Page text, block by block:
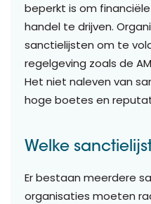
beperkt is om
handel te drijven.
sanctielijsten om te
regelgeving zoals de
Het niet naleven van
hoge boetes en
Welke
Er bestaan meerdere
organisaties moeten